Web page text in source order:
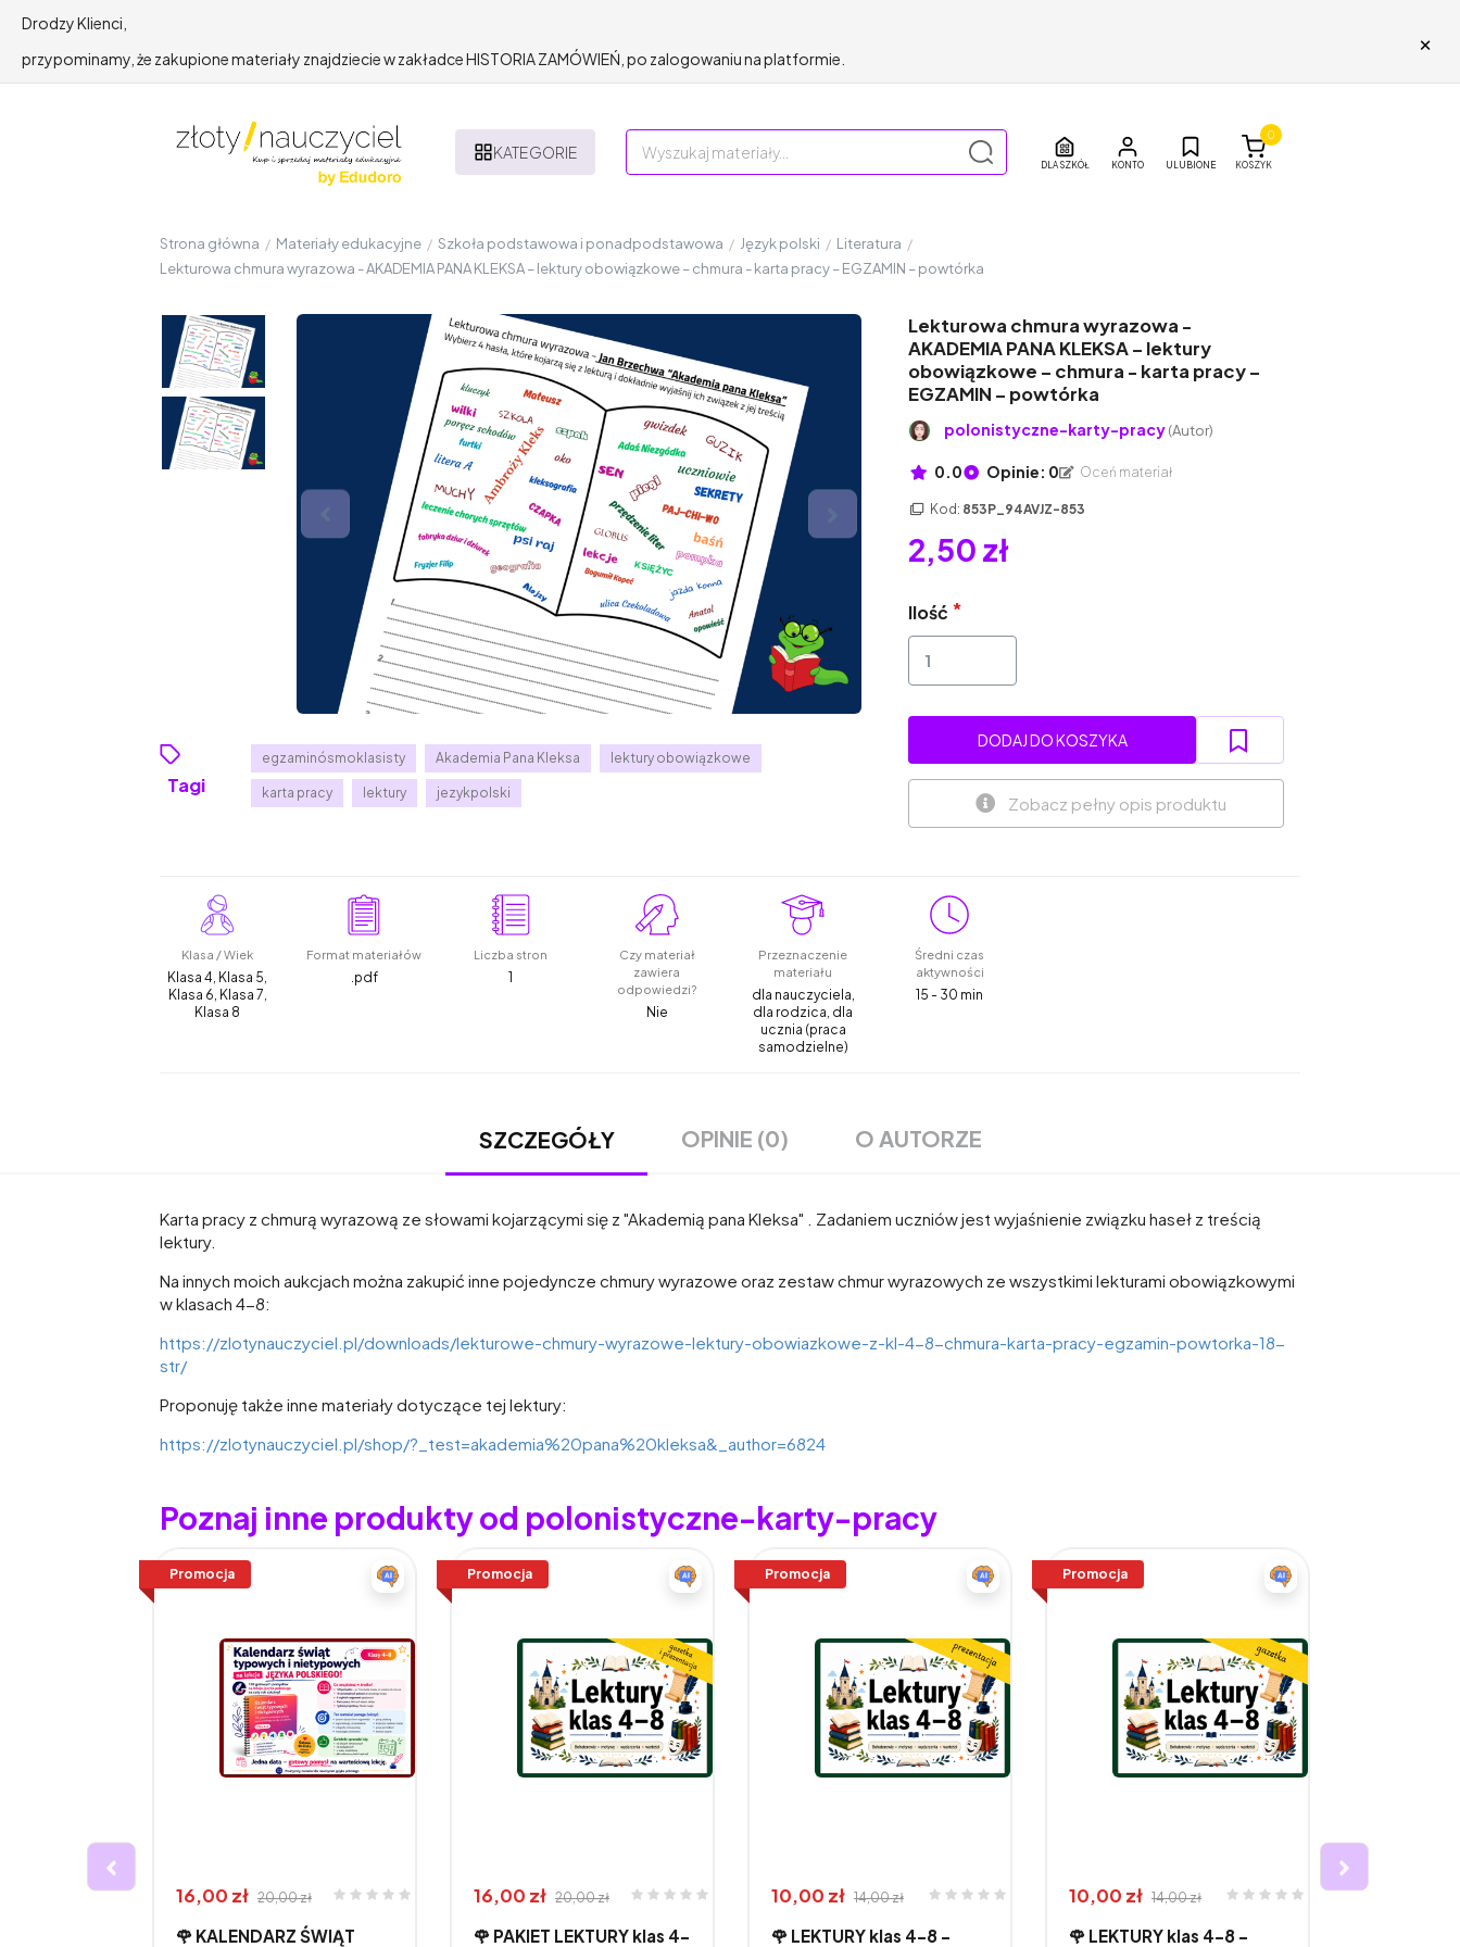
Drodzy Klienci,
przypominamy, że zakupione materiały znajdziecie w zakładce HISTORIA ZAMÓWIEŃ, po zalogowaniu na platformie.
×
KATEGORIE
DLA SZKÓŁ ULUBIONE KOSZYK
0
Strona główna / Materiały edukacyjne / Szkoła podstawowa i ponadpodstawowa / Język polski / Literatura /
Lekturowa chmura wyrazowa - AKADEMIA PANA KLEKSA – lektury obowiązkowe – chmura - karta pracy – EGZAMIN – powtórka
Tagi
egzaminósmoklasisty Akademia Pana Kleksa lektury obowiązkowe
karta pracy lektury jezykpolski
Lekturowa chmura wyrazowa -
AKADEMIA PANA KLEKSA – lektury
obowiązkowe – chmura - karta pracy –
EGZAMIN – powtórka
polonistyczne-karty-pracy(Autor)
0.0 Opinie: 0 Oceń materiał
Kod: 853P_94AVJZ-853
2,50 zł
Ilość
DODAJ DO KOSZYKA
Zobacz pełny opis produktu
Klasa / Wiek
Klasa 4, Klasa 5,
Klasa 6, Klasa 7,
Klasa 8
Format materiałów
.pdf
Liczba stron
1
Czy materiał
zawiera
odpowiedzi?
Nie
Przeznaczenie
materiału
dla nauczyciela,
dla rodzica, dla
ucznia (praca
samodzielne)
Średni czas
aktywności
15 - 30 min
SZCZEGÓŁY OPINIE (0) O AUTORZE
Karta pracy z chmurą wyrazową ze słowami kojarzącymi się z "Akademią pana Kleksa" . Zadaniem uczniów jest wyjaśnienie związku haseł z treścią
lektury.
Na innych moich aukcjach można zakupić inne pojedyncze chmury wyrazowe oraz zestaw chmur wyrazowych ze wszystkimi lekturami obowiązkowymi
w klasach 4-8:
https://zlotynauczyciel.pl/downloads/lekturowe-chmury-wyrazowe-lektury-obowiazkowe-z-kl-4-8-chmura-karta-pracy-egzamin-powtorka-18-
str/
Proponuję także inne materiały dotyczące tej lektury:
https://zlotynauczyciel.pl/shop/?_test=akademia%20pana%20kleksa&_author=6824
Poznaj inne produkty od polonistyczne-karty-pracy
Promocja
16,00 zł 20,00 zł
🌹 KALENDARZ ŚWIĄT
Promocja
16,00 zł 20,00 zł
🌹 PAKIET LEKTURY klas 4–
Promocja
10,00 zł 14,00 zł
🌹 LEKTURY klas 4–8 -
Promocja
10,00 zł 14,00 zł
🌹 LEKTURY klas 4–8 –